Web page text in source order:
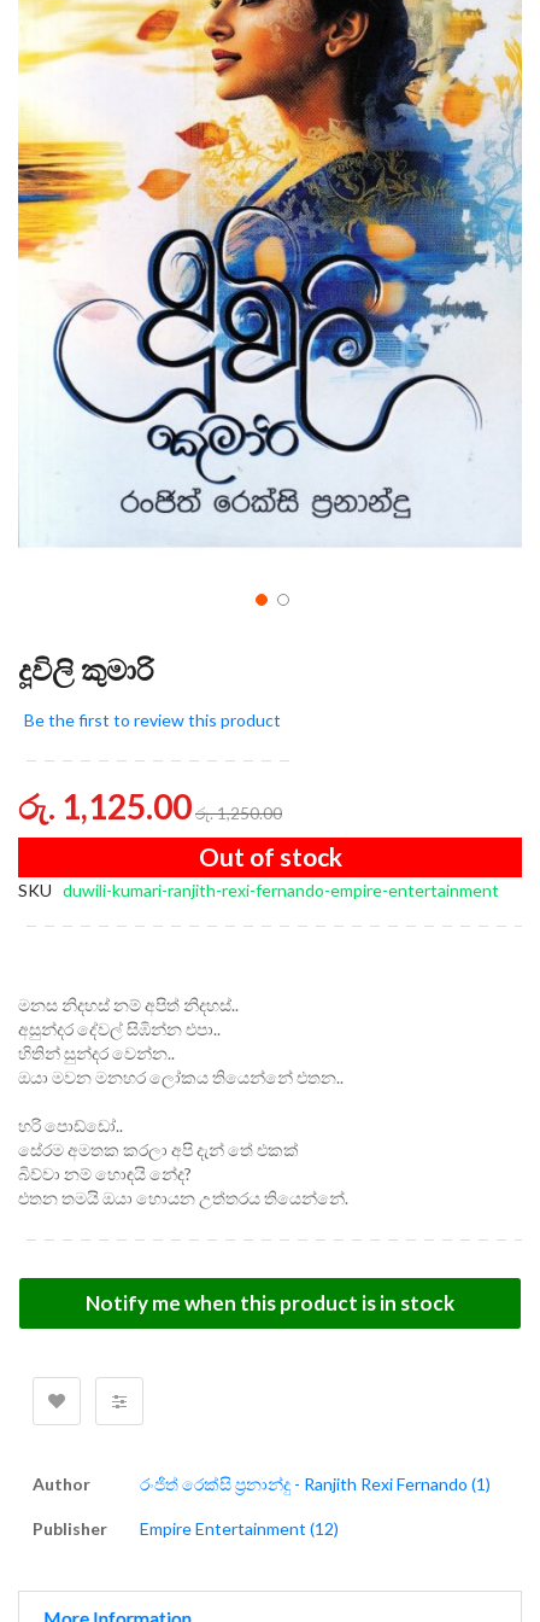
දූවිලි කුමාරි
Be the first to review this product
රු. 1,125.00රු. 1,250.00
Out of stock
SKU duwili-kumari-ranjith-rexi-fernando-empire-entertainment
මනස නිදහස් නම් අපිත් නිදහස්..
අසුන්දර දේවල් සිඹින්න එපා..
හිතින් සුන්දර වෙන්න..
ඔයා මවන මනහර ලෝකය තියෙන්නේ එතන..
හරි පොඩ්ඩෝ..
සේරම අමතක කරලා අපි දැන් තේ එකක්
බිව්වා නම් හොඳයි නේද?
එතන තමයි ඔයා හොයන උත්තරය තියෙන්නේ.
Notify me when this product is in stock
Author රංජිත් රෙක්සි ප්‍රනාන්දු - Ranjith Rexi Fernando (1)
Publisher Empire Entertainment (12)